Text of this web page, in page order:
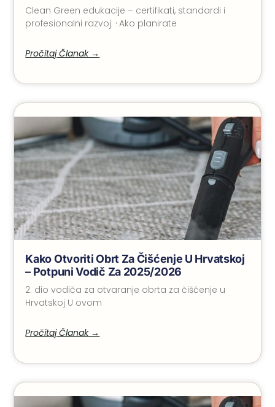
Clean Green edukacije – certifikati, standardi i
profesionalni razvoj ᠂ Ako planirate
Pročitaj Članak →
Kako Otvoriti Obrt Za Čišćenje U Hrvatskoj
– Potpuni Vodič Za 2025/2026
2. dio vodiča za otvaranje obrta za čišćenje u
Hrvatskoj U ovom
Pročitaj Članak →